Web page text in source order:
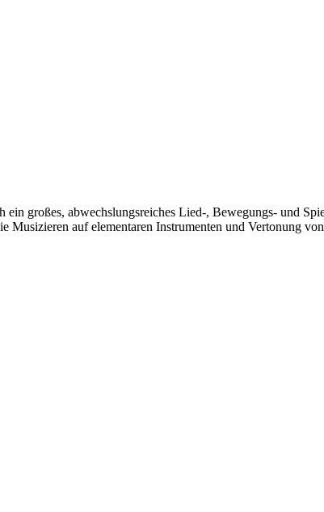
großes, abwechslungsreiches Lied-, Bewegungs- und
Musizieren auf elementaren Instrumenten und Vertonung